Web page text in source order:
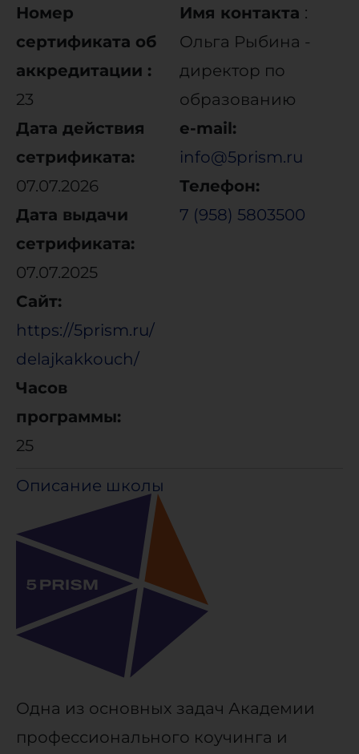
Номер
сертификата об
аккредитации :
23
Дата действия
сетрификата:
07.07.2026
Дата выдачи
сетрификата:
07.07.2025
Сайт:
https://5prism.ru/
delajkakkouch/
Часов
программы:
25
Имя контакта :
Ольга Рыбина -
директор по
образованию
e-mail:
info@5prism.ru
Телефон:
7 (958) 5803500
Описание школы
Одна из основных задач Академии
профессионального коучинга и